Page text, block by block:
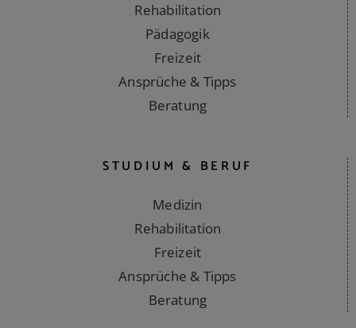
Medizin
Rehabilitation
Pädagogik
Freizeit
STUDIUM & BERUF
Medizin
Rehabilitation
Freizeit